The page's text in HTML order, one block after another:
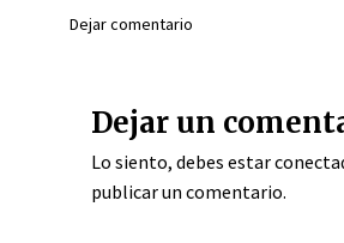
Dejar comentario
Dejar un
Lo siento, debes estar
publicar un comentario.